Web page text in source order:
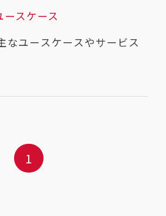
ースケース
なユースケースやサービス
1